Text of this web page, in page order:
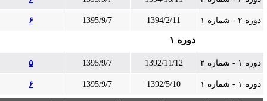
دوره ۲ - شماره ۱ 1394/2/11
1395/9/7
دوره ۱
دوره ۱ - شماره ۲ 1392/11/12
1395/9/7
دوره ۱ - شماره ۱ 1392/5/10
1395/9/7